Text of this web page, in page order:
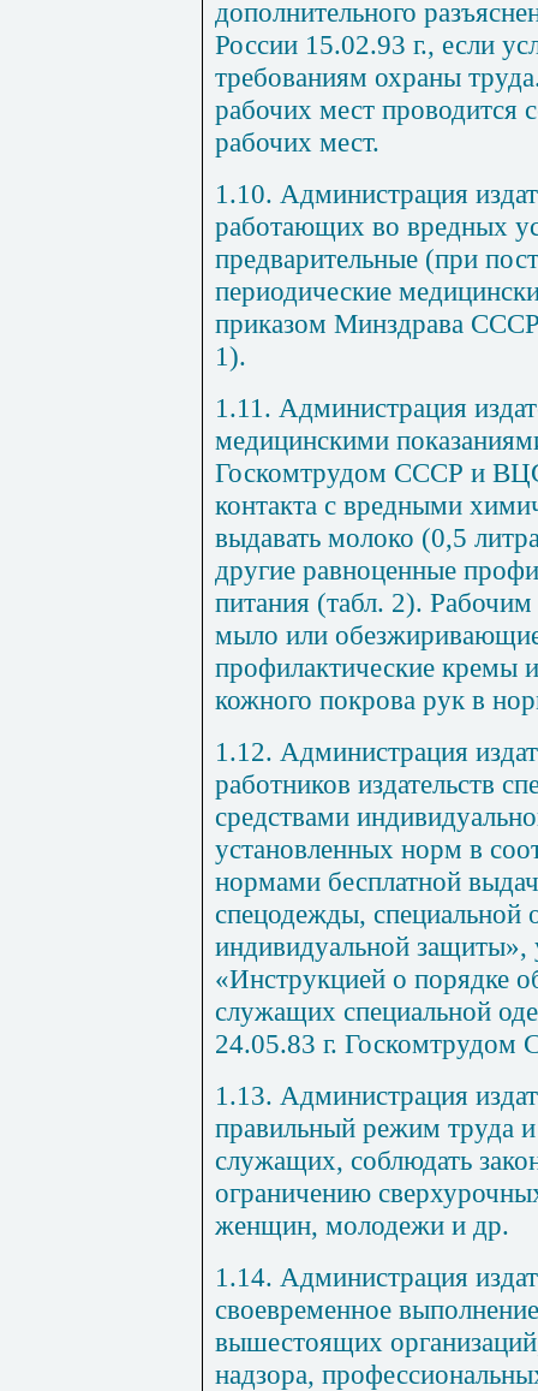
дополнительного
России 15.02.93 г., если
требованиям охраны
рабочих мест проводится
рабочих мест.
1.10. Администрация
работающих во вредных
предварительные (при
периодические
приказом Минздрава
1).
1.11. Администрация
медицинскими
Госкомтрудом СССР и
контакта с вредными
выдавать молоко (0,5
другие равноценные
питания (табл. 2). Рабочим
мыло или
профилактические кремы
кожного покрова рук в
1.12. Администрация
работников издательств
средствами
установленных норм в
нормами бесплатной
спецодежды, специальной
индивидуальной
«Инструкцией о порядке
служащих специальной
24.05.83 г.
1.13. Администрация
правильный режим труда
служащих, соблюдать
ограничению
женщин, молодежи и др.
1.14. Администрация
своевременное
вышестоящих
надзора,